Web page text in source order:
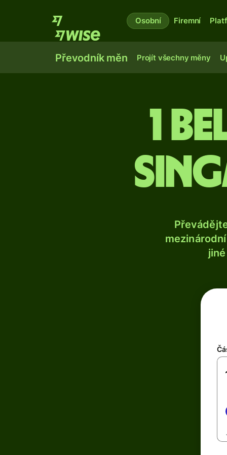
Osobní Firemní
Převodník měn Projít všechny měny
1